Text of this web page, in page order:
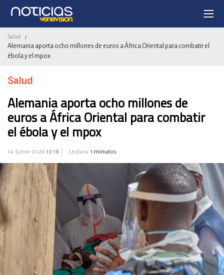
Salud /
Alemania aporta ocho millones de euros a África Oriental para combatir el
ébola y el mpox
Salud
Alemania aporta ocho millones de
euros a África Oriental para combatir
el ébola y el mpox
14-Junio-2026 12:16 Lectura: 1 minutos